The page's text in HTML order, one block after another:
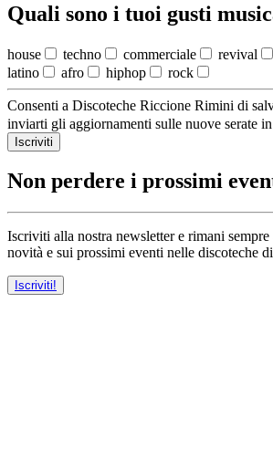
Quali sono i tuoi gusti
house techno commerciale
revival
latino
afro hiphop rock
Consenti a Discoteche Riccione Rimini di
inviarti gli aggiornamenti sulle nuove serate
Iscriviti
Non perdere i prossimi
Iscriviti alla nostra newsletter e rimani
novità e sui prossimi eventi nelle discoteche
Iscriviti!